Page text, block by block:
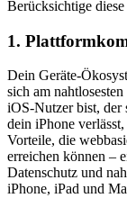
Berücksichtige
1.
Dein Geräte-
sich am
iOS-Nutzer bist, der
dein iPhone
Vorteile, die
erreichen können –
Datenschutz und
iPhone, iPad und